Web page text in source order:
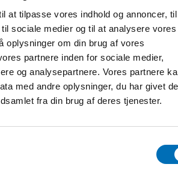
at tilpasse vores indhold og annoncer,
sociale medier og til at analysere vores
oplysninger om din brug af vores
partnere inden for sociale medier,
og analysepartnere. Vores partnere
med andre oplysninger, du har givet
fra din brug af deres tjenester.